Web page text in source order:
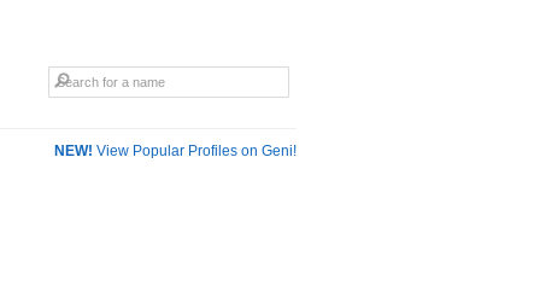
NEW! View Popular Profiles on Geni!